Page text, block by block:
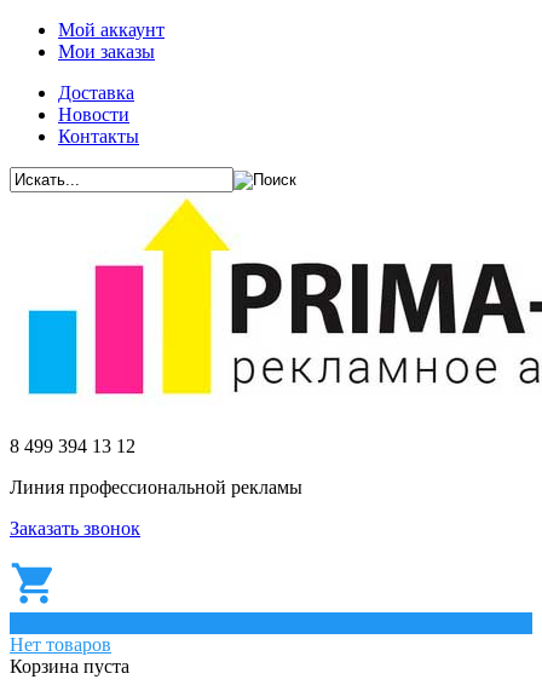
Мой аккаунт
Мои заказы
Доставка
Новости
Контакты
8 499 394 13 12
Линия профессиональной рекламы
Заказать звонок
Нет товаров
Корзина пуста